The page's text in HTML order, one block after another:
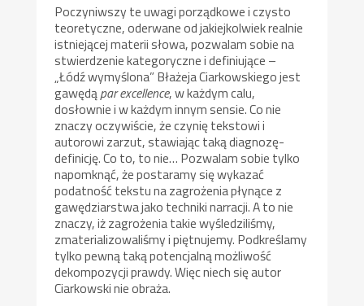
Poczyniwszy te uwagi porządkowe i czysto
teoretyczne, oderwane od jakiejkolwiek realnie
istniejącej materii słowa, pozwalam sobie na
stwierdzenie kategoryczne i definiujące –
„Łódź wymyślona” Błażeja Ciarkowskiego jest
gawędąpar excellence, w każdym calu,
dosłownie i w każdym innym sensie. Co nie
znaczy oczywiście, że czynię tekstowi i
autorowi zarzut, stawiając taką diagnozę-
definicję. Co to, to nie… Pozwalam sobie tylko
napomknąć, że postaramy się wykazać
podatność tekstu na zagrożenia płynące z
gawędziarstwa jako techniki narracji. A to nie
znaczy, iż zagrożenia takie wyśledziliśmy,
zmaterializowaliśmy i piętnujemy. Podkreślamy
tylko pewną taką potencjalną możliwość
dekompozycji prawdy. Więc niech się autor
Ciarkowski nie obraża.